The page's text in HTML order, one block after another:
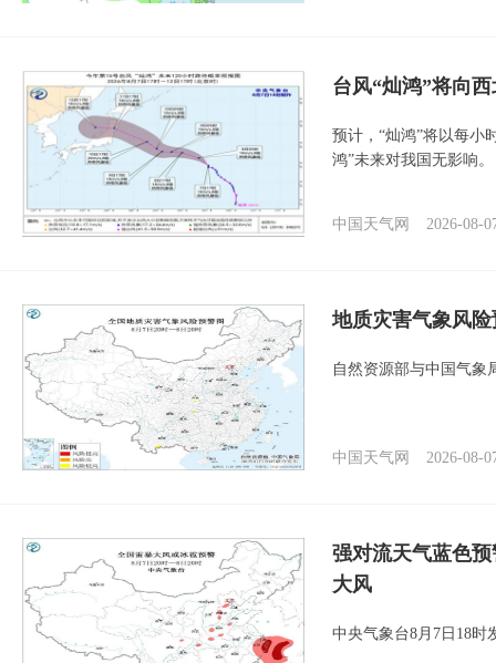
台风“灿鸿”将向
预计，“灿鸿”将以每小
鸿”未来对我国无影响。
中国天气网 2026-08-
地质灾害气象风
自然资源部与中国气象
中国天气网 2026-08-
强对流天气蓝色
大风
中央气象台8月7日18时